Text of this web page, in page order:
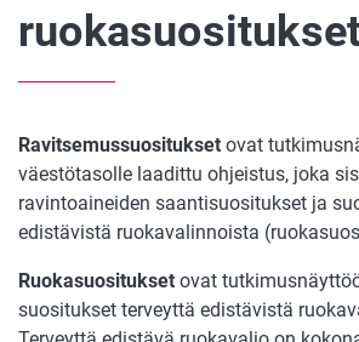
Ravitsemussuositukset ovat
väestötasolle laadittu ohjeistus, joka
ravintoaineiden saantisuositukset ja
edistävistä ruokavalinnoista
Ruokasuositukset ovat
suositukset terveyttä edistävistä